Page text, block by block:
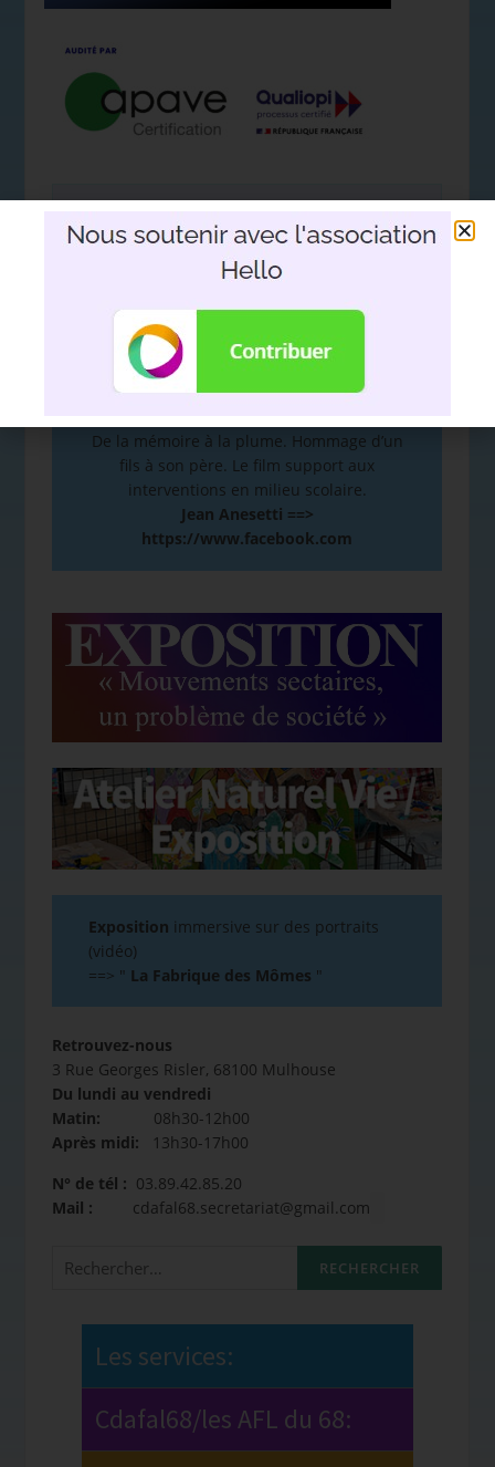
Nous soutenir avec l'association
Hello
De la mémoire à la plume. Hommage d’un
fils à son père. Le film support aux
interventions en milieu scolaire.
Jean Anesetti ==>
https://www.facebook.com
Exposition immersive sur des portraits
(vidéo)
==> " La Fabrique des Mômes "
Retrouvez-nous
3 Rue Georges Risler, 68100 Mulhouse
Du lundi au vendredi
Matin: 08h30-12h00
Après midi: 13h30-17h00
N° de tél : 03.89.42.85.20
Mail : cdafal68.secretariat@gmail.com